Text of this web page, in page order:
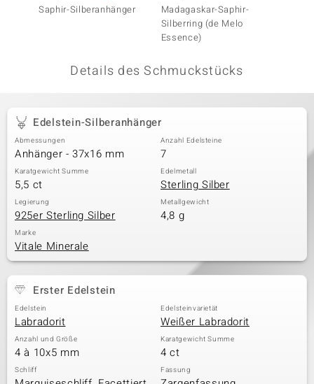
BY DE MELO
Collection
Classics
Saphir-Silberanhänger
Madagaskar-Saphir-
Silberring (de Melo
Essence)
Details des Schmuckstücks
Edelstein-Silberanhänger
Abmessungen
Anhänger - 37x16 mm
Anzahl Edelsteine
7
Karatgewicht Summe
5,5 ct
Edelmetall
Sterling Silber
Legierung
925er Sterling Silber
Metallgewicht
4,8 g
Marke
Vitale Minerale
Erster Edelstein
Edelstein
Labradorit
Edelsteinvarietät
Weißer Labradorit
Anzahl und Größe
4 à 10x5 mm
Karatgewicht Summe
4 ct
Schliff Fassung